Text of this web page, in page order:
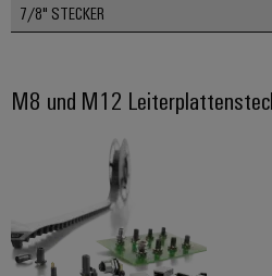
7/8" STECKER
M8 und M12